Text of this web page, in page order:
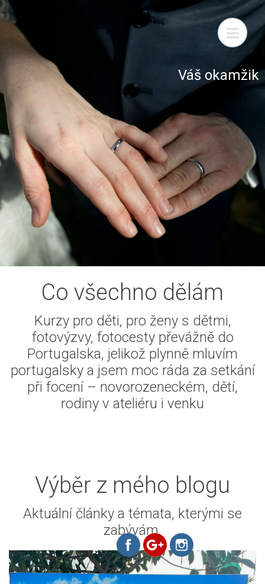
Váš okamžik
Vaše
fotografie
Co všechno dělám
Kurzy pro děti, pro ženy s dětmi,
fotovýzvy, fotocesty převážně do
Portugalska, jelikož plynně mluvím
portugalsky a jsem moc ráda za setkání
při focení – novorozeneckém, dětí,
rodiny v ateliéru i venku
Výběr z mého blogu
Aktuální články a témata, kterými se
zabývám.
https://www.evamelo.cz">